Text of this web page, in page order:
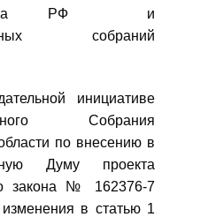
РФ и
собраний
инициативе
Собрания
по внесению в
Думу проекта
закона № 162376-7
в статью 1